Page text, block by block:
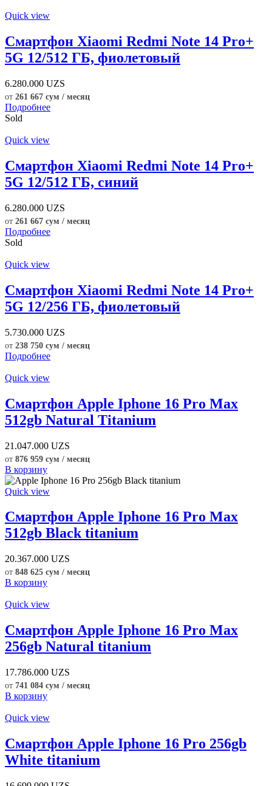
Quick view
Смартфон Xiaomi Redmi Note 14 Pro+
5G 12/512 ГБ, фиолетовый
6.280.000 UZS
от 261 667 сум / месяц
Подробнее
Sold
Quick view
Смартфон Xiaomi Redmi Note 14 Pro+
5G 12/512 ГБ, синий
6.280.000 UZS
от 261 667 сум / месяц
Подробнее
Sold
Quick view
Смартфон Xiaomi Redmi Note 14 Pro+
5G 12/256 ГБ, фиолетовый
5.730.000 UZS
от 238 750 сум / месяц
Подробнее
Quick view
Смартфон Apple Iphone 16 Pro Max
512gb Natural Titanium
21.047.000 UZS
от 876 959 сум / месяц
В корзину
Quick view
Смартфон Apple Iphone 16 Pro Max
512gb Black titanium
20.367.000 UZS
от 848 625 сум / месяц
В корзину
Quick view
Смартфон Apple Iphone 16 Pro Max
256gb Natural titanium
17.786.000 UZS
от 741 084 сум / месяц
В корзину
Quick view
Смартфон Apple Iphone 16 Pro 256gb
White titanium